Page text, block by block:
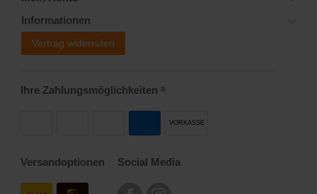
Informationen
Vertrag widerrufen
Ihre Zahlungsmöglichkeiten 2)
VORKASSE
Versandoptionen Social Media